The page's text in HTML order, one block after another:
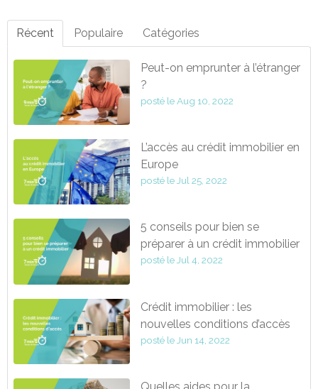
Récent Populaire Catégories
Peut-on emprunter à l’étranger
?
posté le Aug 10, 2022
L’accès au crédit immobilier en
Europe
posté le Jul 25, 2022
5 conseils pour bien se
préparer à un crédit immobilier
posté leJul 4, 2022
Crédit immobilier : les
nouvelles conditions d’accès
posté le Jun 14, 2022